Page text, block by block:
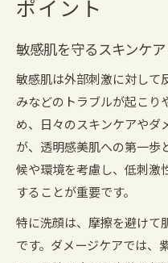
ポイント
敏感肌を守るスキンケ
敏感肌は外部刺激に対して
みなどのトラブルが起こり
め、日々のスキンケアやダ
が、透明感美肌への第一歩
候や環境を考慮し、低刺激
することが重要です。
特に洗顔は、摩擦を避けて
です。ダメージケアでは、